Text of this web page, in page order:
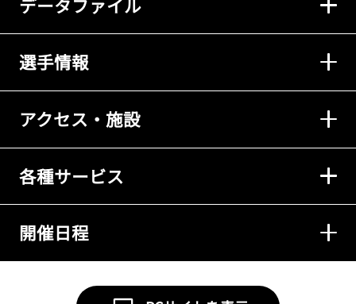
選手情報
アクセス・施設
各種サービス
開催日程